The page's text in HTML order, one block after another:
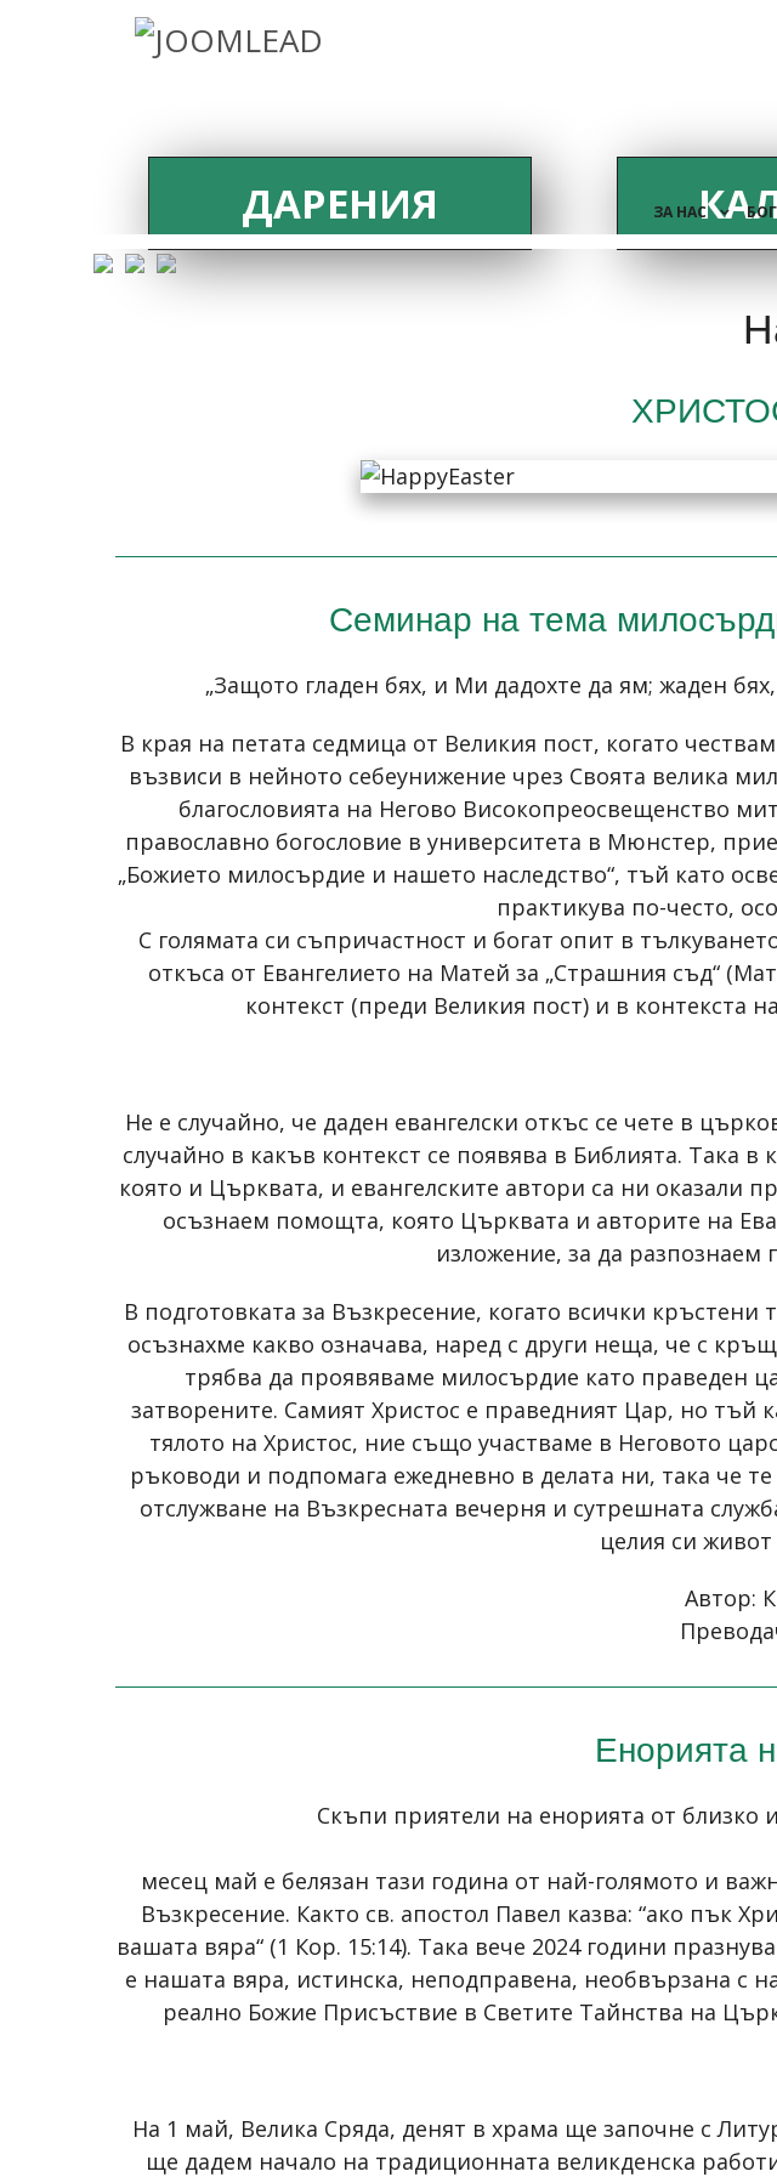
ЗА НАС
ДАРЕНИЯ
Семинар на тема
„Защото гладен бях, и Ми дадохте да ям; жаден
В края на петата седмица от Великия пост, когато
възвиси в нейното себеунижение чрез Своята велика
благословията на Негово Високопреосвещенство
православно богословие в университета в Мюнстер,
„Божието милосърдие и нашето наследство“, тъй като
практикува по-често,
С голямата си съпричастност и богат опит в
откъса от Евангелието на Матей за „Страшния съд“
контекст (преди Великия пост) и в контекста
Не е случайно, че даден евангелски откъс се чете в
случайно в какъв контекст се появява в Библията. Така
която и Църквата, и евангелските автори са ни оказали
осъзнаем помощта, която Църквата и авторите на
изложение, за да разпознаем
В подготовката за Възкресение, когато всички
осъзнахме какво означава, наред с други неща, че с
трябва да проявяваме милосърдие като праведен
затворените. Самият Христос е праведният Цар, но тъй
тялото на Христос, ние също участваме в Неговото
ръководи и подпомага ежедневно в делата ни, така че
отслужване на Възкресната вечерня и сутрешната
целия си
Автор:
Енорията
Скъпи приятели на енорията от близко
месец май е белязан тази година от най-голямото и
Възкресение. Както св. апостол Павел казва: “ако пък
вашата вяра“ (1 Кор. 15:14). Така вече 2024 години
е нашата вяра, истинска, неподправена, необвързана с
реално Божие Присъствие в Светите Тайнства на
На 1 май, Велика Сряда, денят в храма ще започне с
ще дадем начало на традиционната великденска